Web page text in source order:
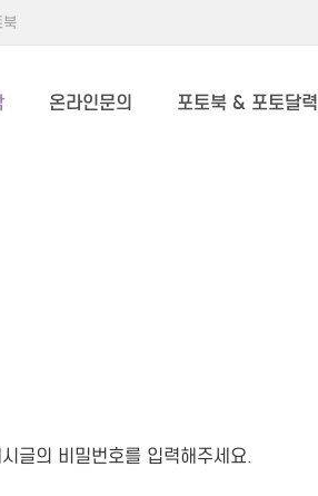
북
온라인문의 포토북 & 포토달력
글의 비밀번호를 입력해주세요.